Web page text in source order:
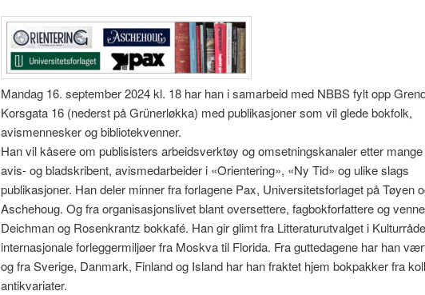
Mandag 16. september 2024 kl. 18 har han i samarbeid med NBBS fylt opp
Korsgata 16 (nederst på Grünerløkka) med publikasjoner som vil glede bokfolk,
avismennesker og bibliotekvenner.
Han vil kåsere om publisisters arbeidsverktøy og omsetningskanaler etter
avis- og bladskribent, avismedarbeider i «Orientering», «Ny Tid» og ulike slags
publikasjoner. Han deler minner fra forlagene Pax, Universitetsforlaget på Tøyen
Aschehoug. Og fra organisasjonslivet blant oversettere, fagbokforfattere og
Deichman og Rosenkrantz bokkafé. Han gir glimt fra Litteraturutvalget i
internasjonale forleggermiljøer fra Moskva til Florida. Fra guttedagene har han
og fra Sverige, Danmark, Finland og Island har han fraktet hjem bokpakker fra
antikvariater.